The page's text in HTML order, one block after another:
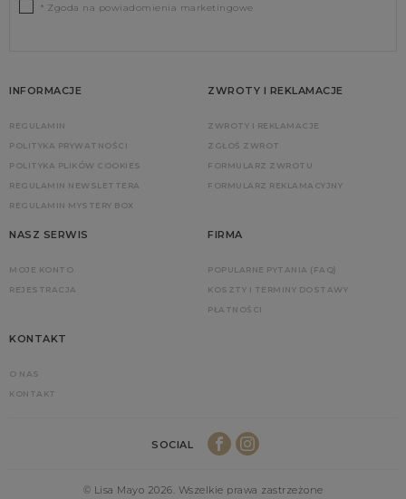
* Zgoda na powiadomienia marketingowe
INFORMACJE
REGULAMIN
POLITYKA PRYWATNOŚCI
POLITYKA PLIKÓW COOKIES
REGULAMIN NEWSLETTERA
REGULAMIN MYSTERY BOX
ZWROTY I REKLAMACJE
ZWROTY I REKLAMACJE
ZGŁOŚ ZWROT
FORMULARZ ZWROTU
FORMULARZ REKLAMACYJNY
NASZ SERWIS
MOJE KONTO
REJESTRACJA
FIRMA
POPULARNE PYTANIA (FAQ)
KOSZTY I TERMINY DOSTAWY
PŁATNOŚCI
KONTAKT
O NAS
KONTAKT
SOCIAL
© Lisa Mayo 2026. Wszelkie prawa zastrzeżone